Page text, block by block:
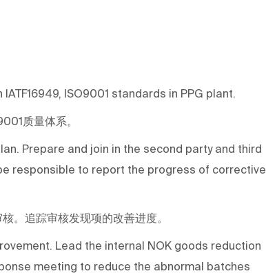
ISO9001 standards in PPG plant.
质量体系。
Prepare and join in the second party and third
responsible to report the progress of corrective
。追踪审核发现项的改善进度。
Lead the internal NOK goods reduction
meeting to reduce the abnormal batches